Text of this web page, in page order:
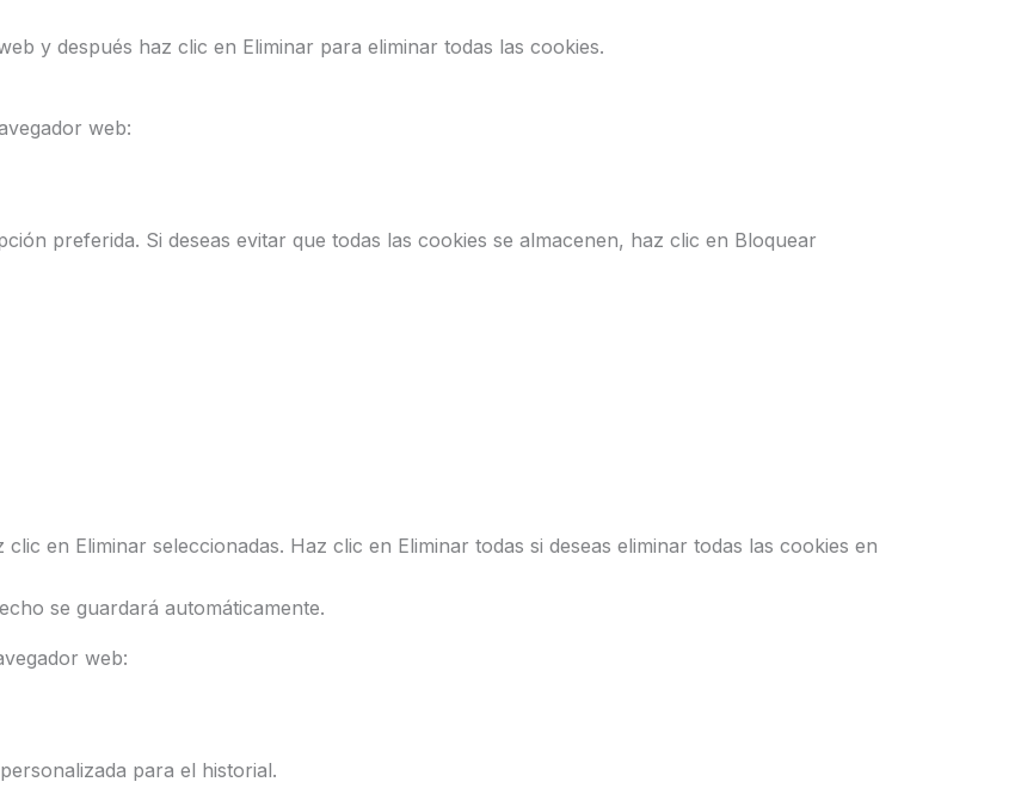
y después haz clic en Eliminar para eliminar todas las cookies.
web:
preferida. Si deseas evitar que todas las cookies se almacenen, haz clic en Bloquear
en Eliminar seleccionadas. Haz clic en Eliminar todas si deseas eliminar todas las cookies en
se guardará automáticamente.
web:
para el historial.